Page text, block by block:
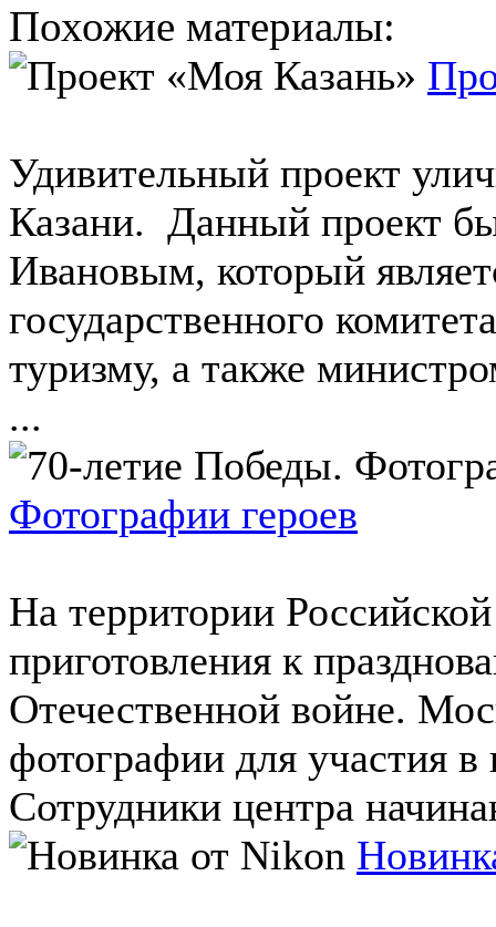
Похожие материалы:
Удивительный проект
Казани. Данный проект
Ивановым, который
государственного
туризму, а также
...
Фотографии героев
На территории
приготовления к
Отечественной войне.
фотографии для участия
Сотрудники центра